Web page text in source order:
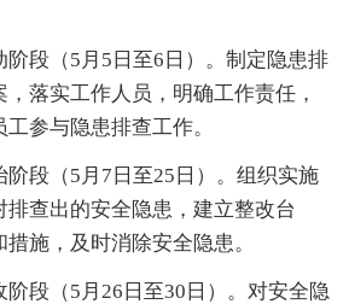
阶段（5月5日至6日）。制定隐患排
落实工作人员，明确工作责任，
参与隐患排查工作。
阶段（5月7日至25日）。组织实施
查出的安全隐患，建立整改台
施，及时消除安全隐患。
阶段（5月26日至30日）。对安全隐